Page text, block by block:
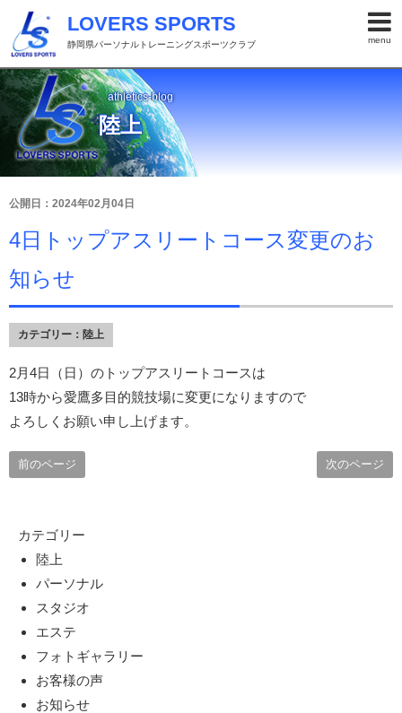
menu
LOVERS SPORTS
静岡県パーソナルトレーニングスポーツクラブ
athletics-blog
陸上
公開日：2024年02月04日
4日トップアスリートコース変更のお
知らせ
カテゴリー： 陸上
2月4日（日）のトップアスリートコースは
13時から愛鷹多目的競技場に変更になりますので
よろしくお願い申し上げます。
前のページ 次のページ
カテゴリー
陸上
パーソナル
スタジオ
エステ
フォトギャラリー
お客様の声
お知らせ